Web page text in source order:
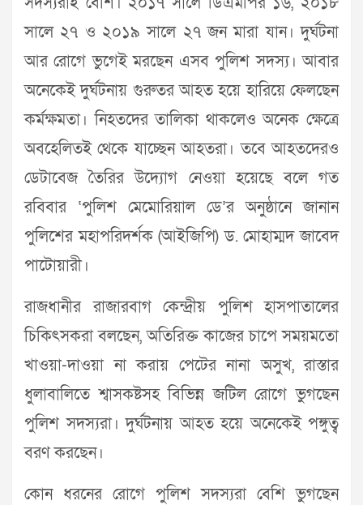
সালে ২৭ ও ২০১৯ সালে ২৭ জন মারা যান। দুর্ঘটনা
আর রোগে ভুগেই মরছেন এসব পুলিশ সদস্য। আবার
অনেকেই দুর্ঘটনায় গুরুতর আহত হয়ে হারিয়ে ফেলছেন
কর্মক্ষমতা। নিহতদের তালিকা থাকলেও অনেক ক্ষেত্রে
অবহেলিতই থেকে যাচ্ছেন আহতরা। তবে আহতদেরও
ডেটাবেজ তৈরির উদ্যোগ নেওয়া হয়েছে বলে গত
রবিবার ‘পুলিশ মেমোরিয়াল ডে’র অনুষ্ঠানে জানান
পুলিশের মহাপরিদর্শক (আইজিপি) ড. মোহাম্মদ জাবেদ
পাটোয়ারী।
রাজধানীর রাজারবাগ কেন্দ্রীয় পুলিশ হাসপাতালের
চিকিৎসকরা বলছেন, অতিরিক্ত কাজের চাপে সময়মতো
খাওয়া-দাওয়া না করায় পেটের নানা অসুখ, রাস্তার
ধুলাবালিতে শ্বাসকষ্টসহ বিভিন্ন জটিল রোগে ভুগছেন
পুলিশ সদস্যরা। দুর্ঘটনায় আহত হয়ে অনেকেই পঙ্গুত্ব
বরণ করছেন।
কোন ধরনের রোগে পুলিশ সদস্যরা বেশি ভুগছেন